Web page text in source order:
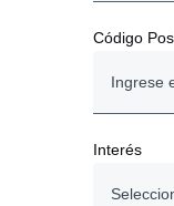
Código
Interés